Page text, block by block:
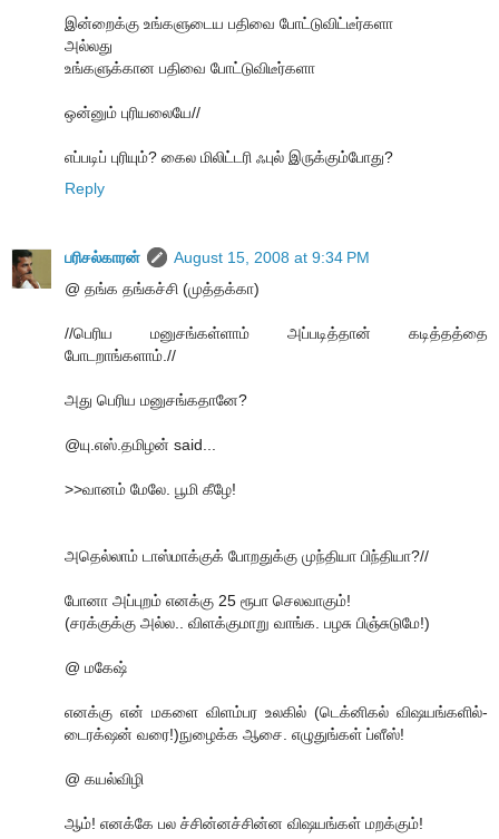
இன்றைக்கு உங்களுடைய பதிவை போட்டுவிட்டீர்களா
அல்லது
உங்களுக்கான பதிவை போட்டுவிடீர்களா
ஒன்னும் புரியலையே//
எப்படிப் புரியும்? கைல மிலிட்டரி ஃபுல் இருக்கும்போது?
Reply
பரிசல்காரன்
August 15, 2008 at 9:34 PM
@ தங்க தங்கச்சி (முத்தக்கா)
//பெரிய மனுசங்கள்ளாம் அப்படித்தான் கடித்தத்தை
போடறாங்களாம்.//
அது பெரிய மனுசங்கதானே?
@யு.எஸ்.தமிழன் said...
>>வானம் மேலே. பூமி கீழே!
அதெல்லாம் டாஸ்மாக்குக் போறதுக்கு முந்தியா பிந்தியா?//
போனா அப்புறம் எனக்கு 25 ரூபா செலவாகும்!
(சரக்குக்கு அல்ல.. விளக்குமாறு வாங்க. பழசு பிஞ்சுடுமே!)
@ மகேஷ்
எனக்கு என் மகளை விளம்பர உலகில் (டெக்னிகல் விஷயங்களில்-
டைரக்‌ஷன் வரை!)நுழைக்க ஆசை. எழுதுங்கள் ப்ளீஸ்!
@ கயல்விழி
ஆம்! எனக்கே பல ச்சின்னச்சின்ன விஷயங்கள் மறக்கும்!